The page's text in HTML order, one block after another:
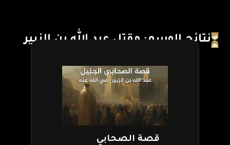
نتائج الوسم: مقتل عبد الله بن الزبير
قصة الصحابي